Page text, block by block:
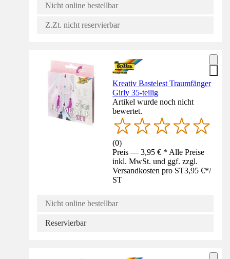
Nicht online bestellbar
Z.Zt. nicht reservierbar
Kreativ Bastelest Traumfänger
Girly 35-teilig
Artikel wurde noch nicht
bewertet.
(0)
Preis — 3,95 € * Alle Preise
inkl. MwSt. und ggf. zzgl.
Versandkosten pro ST3,95 €*/
ST
Nicht online bestellbar
Reservierbar